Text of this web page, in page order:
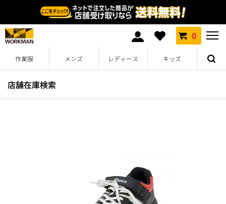
0
作業服 メンズ レディース キッズ
店舗在庫検索